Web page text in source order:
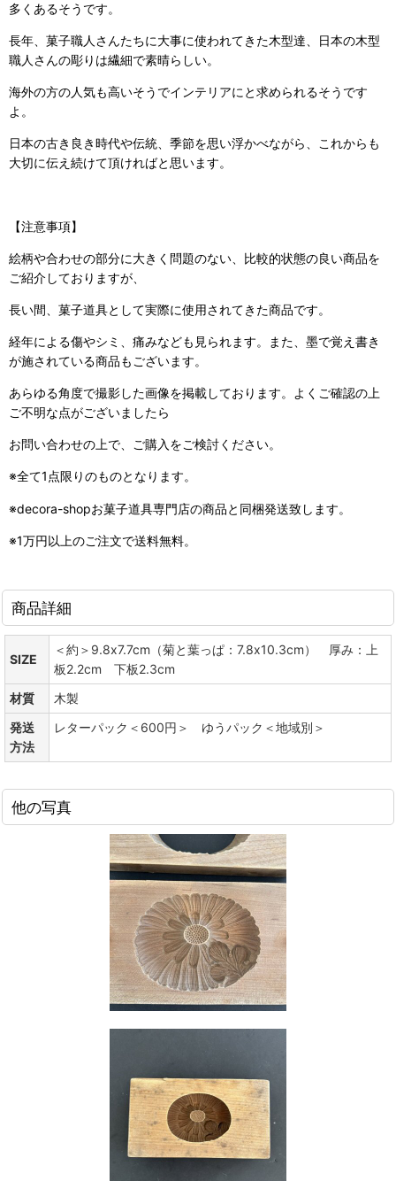
多くあるそうです。
長年、菓子職人さんたちに大事に使われてきた木型達、日本の木型
職人さんの彫りは繊細で素晴らしい。
海外の方の人気も高いそうでインテリアにと求められるそうです
よ。
日本の古き良き時代や伝統、季節を思い浮かべながら、これからも
大切に伝え続けて頂ければと思います。
【注意事項】
絵柄や合わせの部分に大きく問題のない、比較的状態の良い商品を
ご紹介しておりますが、
長い間、菓子道具として実際に使用されてきた商品です。
経年による傷やシミ、痛みなども見られます。また、墨で覚え書き
が施されている商品もございます。
あらゆる角度で撮影した画像を掲載しております。よくご確認の上
ご不明な点がございましたら
お問い合わせの上で、ご購入をご検討ください。
※全て1点限りのものとなります。
※decora-shopお菓子道具専門店の商品と同梱発送致します。
※1万円以上のご注文で送料無料。
商品詳細
SIZE
＜約＞9.8x7.7cm（菊と葉っぱ：7.8x10.3cm） 厚み：上
板2.2cm 下板2.3cm
材質
木製
発送
方法
レターパック＜600円＞ ゆうパック＜地域別＞
他の写真